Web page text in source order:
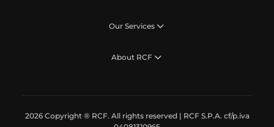
Our Services
About RCF
2026 Copyright ® RCF. All rights reserved | RCF S.P.A. cf/p.iva